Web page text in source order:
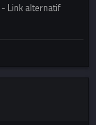
- Link alternatif